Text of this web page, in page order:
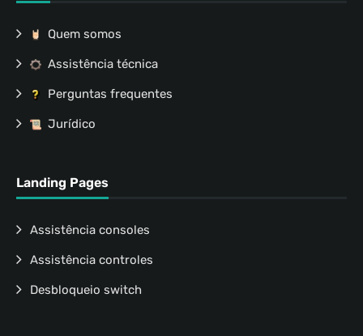
Quem somos
Assistência técnica
Perguntas frequentes
Jurídico
Landing Pages
Assistência consoles
Assistência controles
Desbloqueio switch